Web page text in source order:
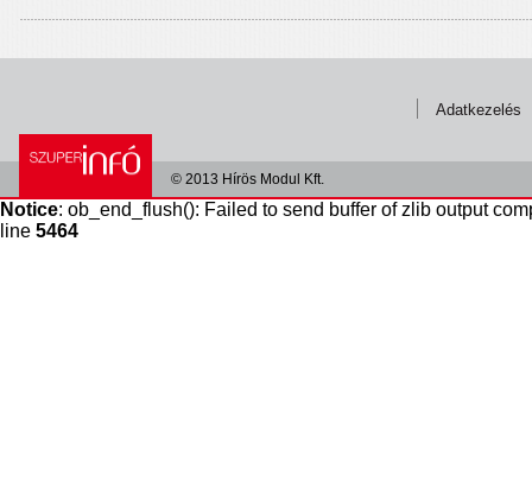
Adatkezelés
© 2013 Hírös Modul Kft.
Notice: ob_end_flush(): Failed to send buffer of zlib output
line 5464